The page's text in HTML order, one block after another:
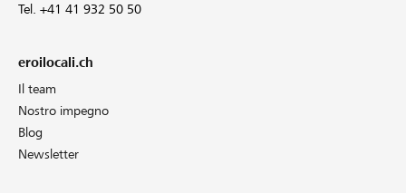
Tel. +41 41 932 50 50
eroilocali.ch
Il team
Nostro impegno
Blog
Newsletter